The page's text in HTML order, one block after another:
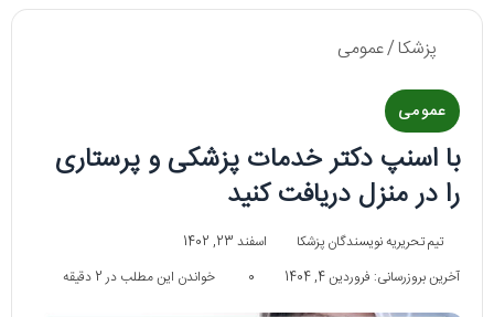
پزشکا/عمومی
عمومی
با اسنپ دکتر خدمات پزشکی و پرستاری
را در منزل دریافت کنید
تیم تحریریه نویسندگان پزشکا
اسفند 23, 1402
آخرین بروزرسانی: فروردین 4, 1404
0 خواندن این مطلب در 2 دقیقه